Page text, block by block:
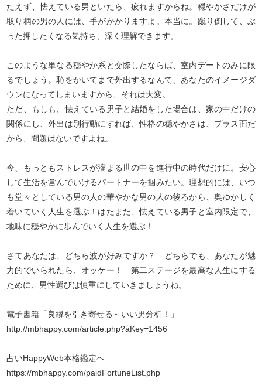
たえず、怯えている男といたら、疲れますからね。穏やかさだけが
取り柄の男の人には、手がかかりますよ。本当に。蹴り倒して、ぶ
った押したくなる気持ち、深く理解できます。
このような単なる穏やか系と交際したならば、室内デートのみに限
るでしょう。恥をかいてまで外出するなんて、あなたのイメージダ
ウンになってしまいますから、それは大変。
ただ、もしも、怯えている男子と結婚をした場合は、家の中だけの
関係にし、外出は別行動にすれば、性格の穏やかさは、プラス面だ
から、問題はないですよね。
今、もっともストレスが溜まる世の中を進行中の時代だけに。安心
して生活を営んでいけるパートナーを掴みたい。理想的には、いつ
も堂々としている男の人の華やかな男の人の後ろから、奥ゆかしく
着いていく人生を選ぶ！はたまた、怯えている男子と室内限定で、
地味に穏やかに歩んでいく人生を選ぶ！
さてあなたは、どちら波が好みですか？ どちらでも、あなたが魅
力的でいられたら、オッケー！ 第二ステージを最高な人生にする
ために、男性選びは慎重にしていきましょうね。
電子書籍「良縁を引き寄せる～いい男分析！」
http://mbhappy.com/article.php?aKey=1456
占いHappyWeb本格鑑定へ
https://mbhappy.com/paidFortuneList.php